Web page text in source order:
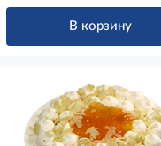
В корзину